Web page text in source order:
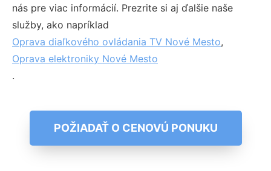
nás pre viac informácií. Prezrite si aj ďalšie naše
služby, ako napríklad
Oprava diaľkového ovládania TV Nové Mesto,
Oprava elektroniky Nové Mesto
.
POŽIADAŤ O CENOVÚ PONUKU